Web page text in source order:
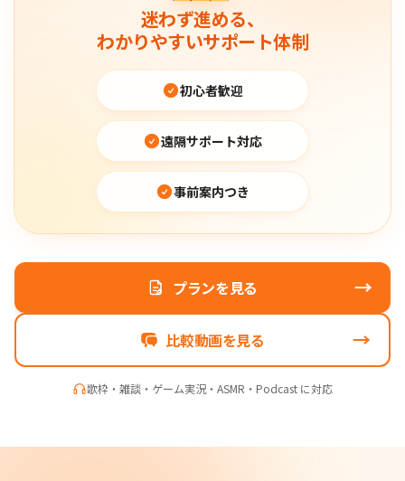
迷わず進める、
わかりやすいサポート体制
初心者歓迎
遠隔サポート対応
事前案内つき
プランを見る →
比較動画を見る →
歌枠・雑談・ゲーム実況・ASMR・Podcast に対応